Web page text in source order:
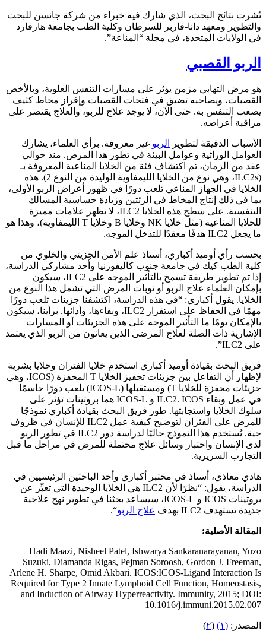
نُشرت نتائج البحث، الذي شارك فيه خبراء من شركة جانسن للبحث
والتطوير ومعهد دانا-فاربر للسرطان وكلية الطب بجامعة هارفارد
في الولايات المتحدة، في مجلة “المناعة”.
الربو القصبي
هو مرض التهابي مزمن يؤثر على مسارات التنفس العلوية، وبالأخص
القصبات، ويصاحبه تضيق في فتحات القصبات وإفراز مخاط كثيف
يصعب التنفس به. حتى الآن، لا يوجد علاج للربو، والعلاج يقتصر على
مراقبة أعراضه.
الأسباب الدقيقة لتطوير الربو غير معروفة. برأي العلماء، يشارك
العوامل الوراثية وعوامل البيئة في تطور هذا المرض. منذ حوالي
عقد من الزمان، تم اكتشاف فئة من الخلايا المناعية المعروفة بـ
(ILC2s، وهي نوع من الخلايا الليمفاوية الوليدة من النوع 2). هذه
الخلايا في الجهاز المناعي تلعب دورًا في ظهور أعراض الربو الأولي،
بما في ذلك إنتاج المخاط في الرئتين وزيادة حساسية المسالك
التنفسية. على سطح هذه الخلايا ILC2، لا تظهر علامات مميزة
للخلايا المناعية (مثل خلايا NK وخلايا B وخلايا T الليمفاوية)، وهذا هو
ما يجعل ILC2 هدفًا معقدًا للتدخل الموجه.
بحسب رأي أوميد أكباري، أستاذ علم الأمن الجزيئي والخلوي من
كلية الطب كيك في جامعة جنوب كاليفورنيا وأحد مشاركي الدراسة،
إذا تم تطوير طريقة تسمح بالتأثير الموجه على ILC2، سيكون
بإمكان العلماء علاج الربو أو نوبات المرض التي تشمل هذا النوع من
الخلايا. يقول أكباري: “في هذه الدراسة، اكتشفنا جزيئات تلعب دورًا
مهمًا في الحفاظ على استقرار ILC2، وبقاءها، وأدائها. برأينا، سيكون
بالإمكان يومًا ما التأثير الموجه على هذه الجزيئات أو المسارات
الإشارية ذات الصلة لعلاج المرضى الذين يعانون من الربو الذي يعتمد
على ILC2”.
فريق البحث بقيادة أوميد أكباري استخدم خلايا الفئران وخلايا بشرية
لإظهار أن التفاعل بين جزيئات تحفيز الخلايا T المحفزة (ICOS، وهي
جزيئات محفزة للخلايا T) ومستقبلها (ICOS-L) يلعب دورًا حاسمًا
في عمل وبقاء ILC2. ICOS و ICOS-L هما بروتينات تؤثر على
سلوك الخلايا واستجابتها. طور فريق البحث بقيادة أكباري نموذجًا
للمرض على الفئران لتوضيح كيفية عمل ILC2 للإنسان في ظروف
حية. يُستخدم هذا النموذج حاليًا لدراسة دور ILC2 في تطور الربو
لدى الإنسان واختبار وسائل علاج محتملة للمرض في مراحل ما قبل
التجارب السريرية.
هادي معاذي، أستاذ في مختبر أكباري وأحد الباحثين الرئيسيين في
الدراسة، يقول: “نظرًا لأن ILC2 هي الخلايا الوحيدة التي تعبِّر عن
بروتينات ICOS و ICOS-L، سيساعد بحثنا في تطوير نهج علاجية
جديدة تستهدف ILC2 بهدف
علاج الربو“.
المقالة الأصلية:
Hadi Maazi, Nisheel Patel, Ishwarya Sankaranarayanan, Yuzo
Suzuki, Diamanda Rigas, Pejman Soroosh, Gordon J. Freeman,
Arlene H. Sharpe, Omid Akbari. ICOS:ICOS-Ligand Interaction Is
Required for Type 2 Innate Lymphoid Cell Function, Homeostasis,
and Induction of Airway Hyperreactivity. Immunity, 2015; DOI:
10.1016/j.immuni.2015.02.007
المصدر: (١) (٢)